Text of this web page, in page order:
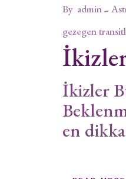
By admin
gezegen
İkizler
en